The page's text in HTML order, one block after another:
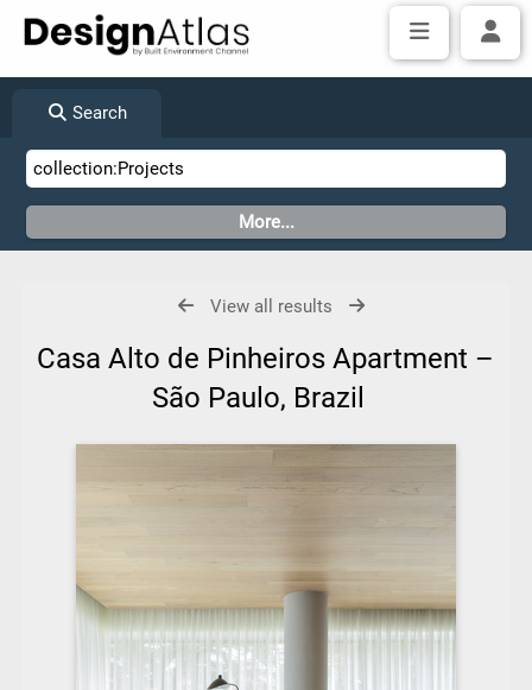
Search
View all results
Casa Alto de Pinheiros Apartment –
São Paulo, Brazil